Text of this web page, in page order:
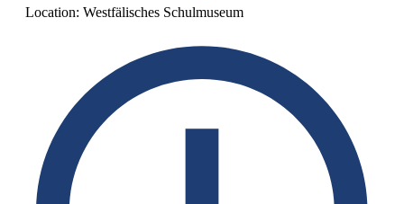
Location: Westfälisches Schulmuseum